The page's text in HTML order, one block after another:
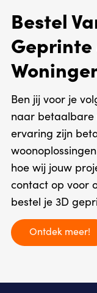
Bestel
Ben jij voor je
naar betaalbare
ervaring zijn
hoe wij jouw
contact op voor
bestel je 3D
Ontdek meer!